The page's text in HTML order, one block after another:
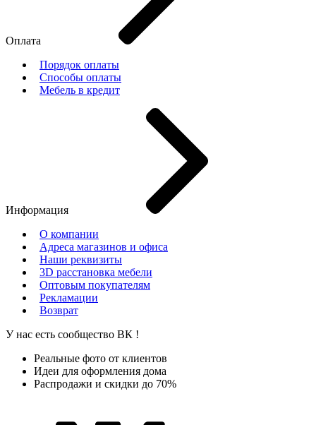
Оплата
Порядок оплаты
Способы оплаты
Мебель в кредит
Информация
О компании
Адреса магазинов и офиса
Наши реквизиты
3D расстановка мебели
Оптовым покупателям
Рекламации
Возврат
У нас есть сообщество ВК !
Реальные фото от клиентов
Идеи для оформления дома
Распродажи и скидки до 70%